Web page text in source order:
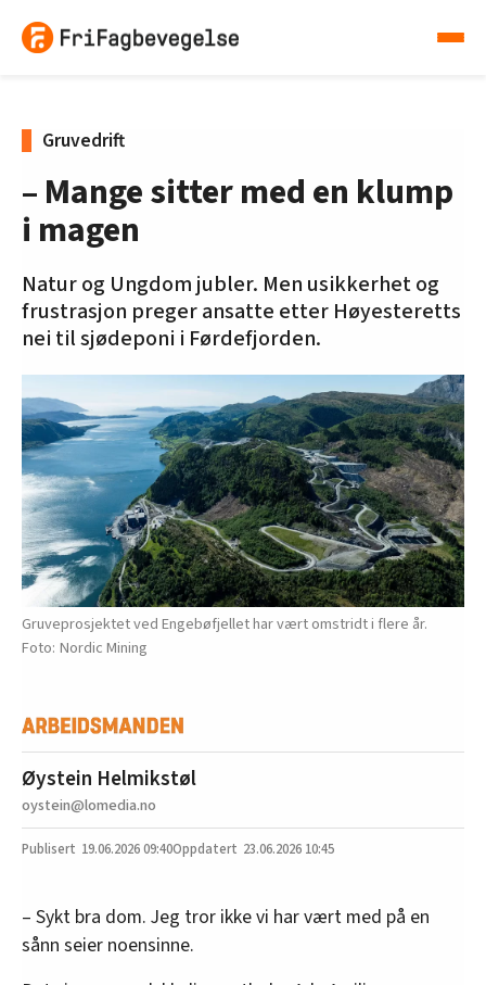
Gruvedrift
– Mange sitter med en klump
i magen
Natur og Ungdom jubler. Men usikkerhet og
frustrasjon preger ansatte etter Høyesteretts
nei til sjødeponi i Førdefjorden.
Gruveprosjektet ved Engebøfjellet har vært omstridt i flere år.
Nordic Mining
Øystein Helmikstøl
oystein@lomedia.no
19.06.202609:40 23.06.2026 10:45
– Sykt bra dom. Jeg tror ikke vi har vært med på en
sånn seier noensinne.